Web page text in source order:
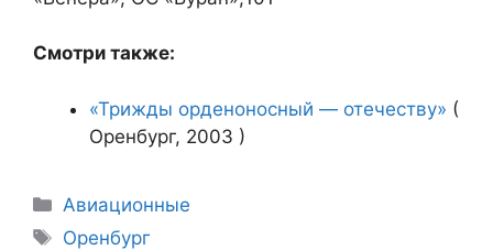
Смотри также:
«Трижды орденоносный — отечеству» (
Оренбург, 2003 )
Рубрики
Авиационные
Метки
Оренбург